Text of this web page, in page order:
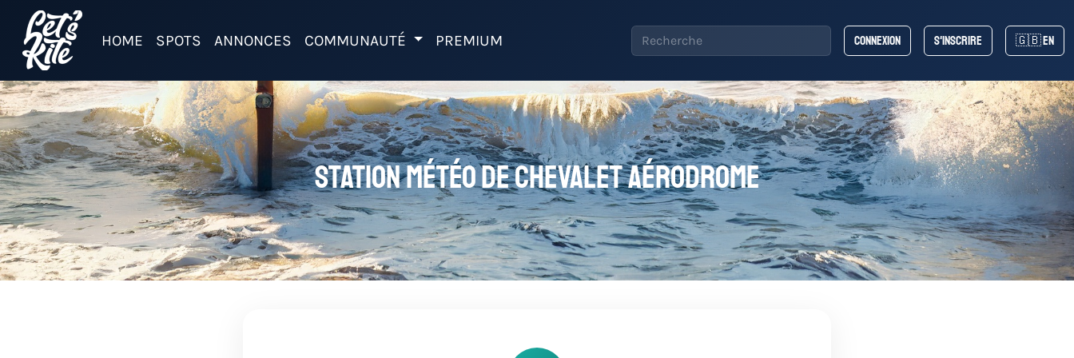
HOME SPOTS ANNONCES COMMUNAUTÉ PREMIUM Connexion S'inscrire 🇬🇧 EN
Station météo de Chevalet Aérodrome